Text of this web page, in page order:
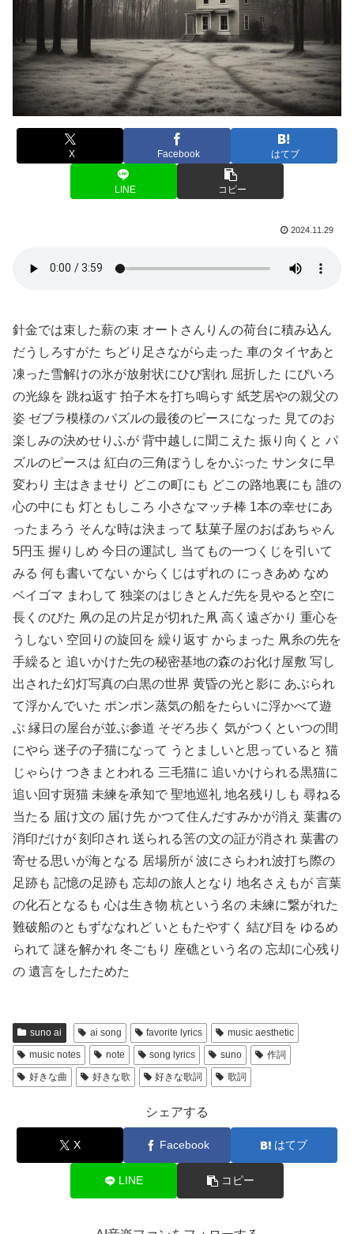
X Facebook はてブ
LINE コピー
2024.11.29
針金では束した薪の束 オートさんりんの荷台に積み込ん
だうしろすがた ちどり足さながら走った 車のタイヤあと
凍った雪解けの氷が放射状にひび割れ 屈折した にびいろ
の光線を 跳ね返す 拍子木を打ち鳴らす 紙芝居やの親父の
姿 ゼブラ模様のパズルの最後のピースになった 見てのお
楽しみの決めせりふが 背中越しに聞こえた 振り向くと パ
ズルのピースは 紅白の三角ぼうしをかぶった サンタに早
変わり 主はきませり どこの町にも どこの路地裏にも 誰の
心の中にも 灯ともしころ 小さなマッチ棒 1本の幸せにあ
ったまろう そんな時は決まって 駄菓子屋のおばあちゃん
5円玉 握りしめ 今日の運試し 当てもの一つくじを引いて
みる 何も書いてない からくじはずれの にっきあめ なめ
ベイゴマ まわして 独楽のはじきとんだ先を見やると空に
長くのびた 凧の足の片足が切れた凧 高く遠ざかり 重心を
うしない 空回りの旋回を 繰り返す からまった 凧糸の先を
手繰ると 追いかけた先の秘密基地の森のお化け屋敷 写し
出された幻灯写真の白黒の世界 黄昏の光と影に あぶられ
て浮かんでいた ポンポン蒸気の船をたらいに浮かべて遊
ぶ 縁日の屋台が並ぶ参道 そぞろ歩く 気がつくといつの間
にやら 迷子の子猫になって うとましいと思っていると 猫
じゃらけ つきまとわれる 三毛猫に 追いかけられる黒猫に
追い回す斑猫 未練を承知で 聖地巡礼 地名残りしも 尋ねる
当たる 届け文の 届け先 かつて住んだすみかが消え 葉書の
消印だけが 刻印され 送られる筈の文の証が消され 葉書の
寄せる思いが海となる 居場所が 波にさらわれ波打ち際の
足跡も 記憶の足跡も 忘却の旅人となり 地名さえもが 言葉
の化石となるも 心は生き物 杭という名の 未練に繋がれた
難破船のともずななれど いともたやすく 結び目を ゆるめ
られて 謎を解かれ 冬ごもり 座礁という名の 忘却に心残り
の 遺言をしたためた
suno ai ai song favorite lyrics
music aesthetic
music notes
note song lyrics suno
作詞
好きな曲
好きな歌 好きな歌詞 歌詞
シェアする
X Facebook はてブ
LINE コピー